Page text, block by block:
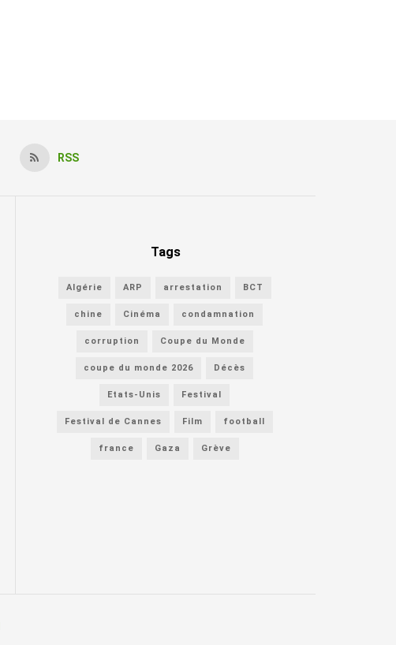
RSS
Tags
Algérie ARP arrestation BCT
chine Cinéma condamnation
corruption Coupe du Monde
coupe du monde 2026 Décès
Etats-Unis Festival
Festival de Cannes Film football
france Gaza Grève